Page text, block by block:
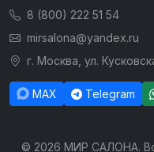
8 (800) 222 51 54
mirsalona@yandex.ru
г. Москва, ул.
MAX Telegram
© 2026 МИР САЛОНА.